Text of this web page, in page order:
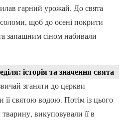
гарний урожай. До свята
щоб до осені покрити
запашним сіном набивали
історія та значення свята
зганяти до церкви
святою водою. Потім із цього
викуповували її в